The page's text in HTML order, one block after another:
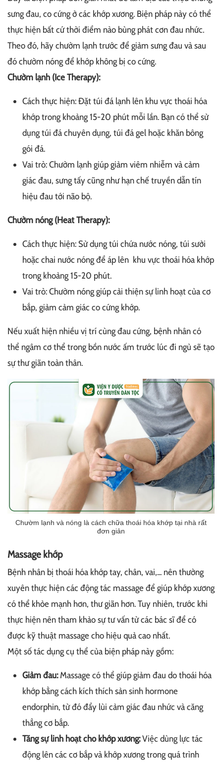
sưng đau, co cứng ở các khớp xương. Biện pháp này có thể
thực hiện bất cứ thời điểm nào bùng phát cơn đau nhức.
Theo đó, hãy chườm lạnh trước để giảm sưng đau và sau
đó chườm nóng để khớp không bị co cứng.
Chườm lạnh (Ice Therapy):
Cách thực hiện: Đặt túi đá lạnh lên khu vực thoái hóa
khớp trong khoảng 15-20 phút mỗi lần. Bạn có thể sử
dụng túi đá chuyên dụng, túi đá gel hoặc khăn bông
gói đá.
Vai trò: Chườm lạnh giúp giảm viêm nhiễm và cảm
giác đau, sưng tấy cũng như hạn chế truyền dẫn tín
hiệu đau tới não bộ.
Chườm nóng (Heat Therapy):
Cách thực hiện: Sử dụng túi chứa nước nóng, túi sưởi
hoặc chai nước nóng để áp lên khu vực thoái hóa khớp
trong khoảng 15-20 phút.
Vai trò: Chườm nóng giúp cải thiện sự linh hoạt của cơ
bắp, giảm cảm giác co cứng khớp.
Nếu xuất hiện nhiều vị trí cùng đau cứng, bệnh nhân có
thể ngâm cơ thể trong bồn nước ấm trước lúc đi ngủ sẽ tạo
sự thư giãn toàn thân.
Chườm lạnh và nóng là cách chữa thoái hóa khớp tại nhà rất
đơn giản
Massage khớp
Bệnh nhân bị thoái hóa khớp tay, chân, vai,... nên thường
xuyên thực hiện các động tác massage để giúp khớp xương
có thể khỏe mạnh hơn, thư giãn hơn. Tuy nhiên, trước khi
thực hiện nên tham khảo sự tư vấn từ các bác sĩ để có
được kỹ thuật massage cho hiệu quả cao nhất.
Một số tác dụng cụ thể của biện pháp này gồm:
Giảm đau:Massage có thể giúp giảm đau do thoái hóa
khớp bằng cách kích thích sản sinh hormone
endorphin, từ đó đẩy lùi cảm giác đau nhức và căng
thẳng cơ bắp.
Tăng sự linh hoạt cho khớp xương:Việc dùng lực tác
động lên các cơ bắp và khớp xương trong quá trình